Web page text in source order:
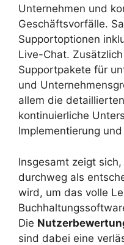
Unternehmen und
Geschäftsvorfälle.
Supportoptionen
Live-Chat.
Supportpakete für
und
allem die
kontinuierliche
Implementierung
Insgesamt zeigt
durchweg als
wird, um das volle
Die
sind dabei eine